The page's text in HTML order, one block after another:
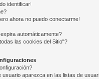
identificar!
ahora no puedo conectarme!
automáticamente?
las cookies del Sitio"?
usuario aparezca en las listas de